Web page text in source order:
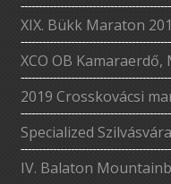
XIX. Bükk Maraton
XCO OB Kamaraerdő,
2019 Crosskovácsi
Specialized
IV. Balaton